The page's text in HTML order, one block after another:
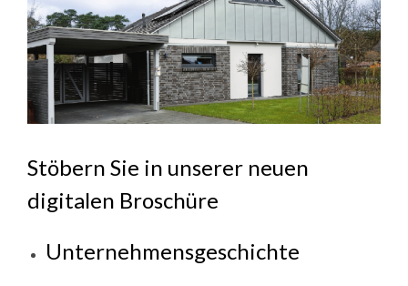
Stöbern Sie in unserer neuen
digitalen Broschüre
Unternehmensgeschichte